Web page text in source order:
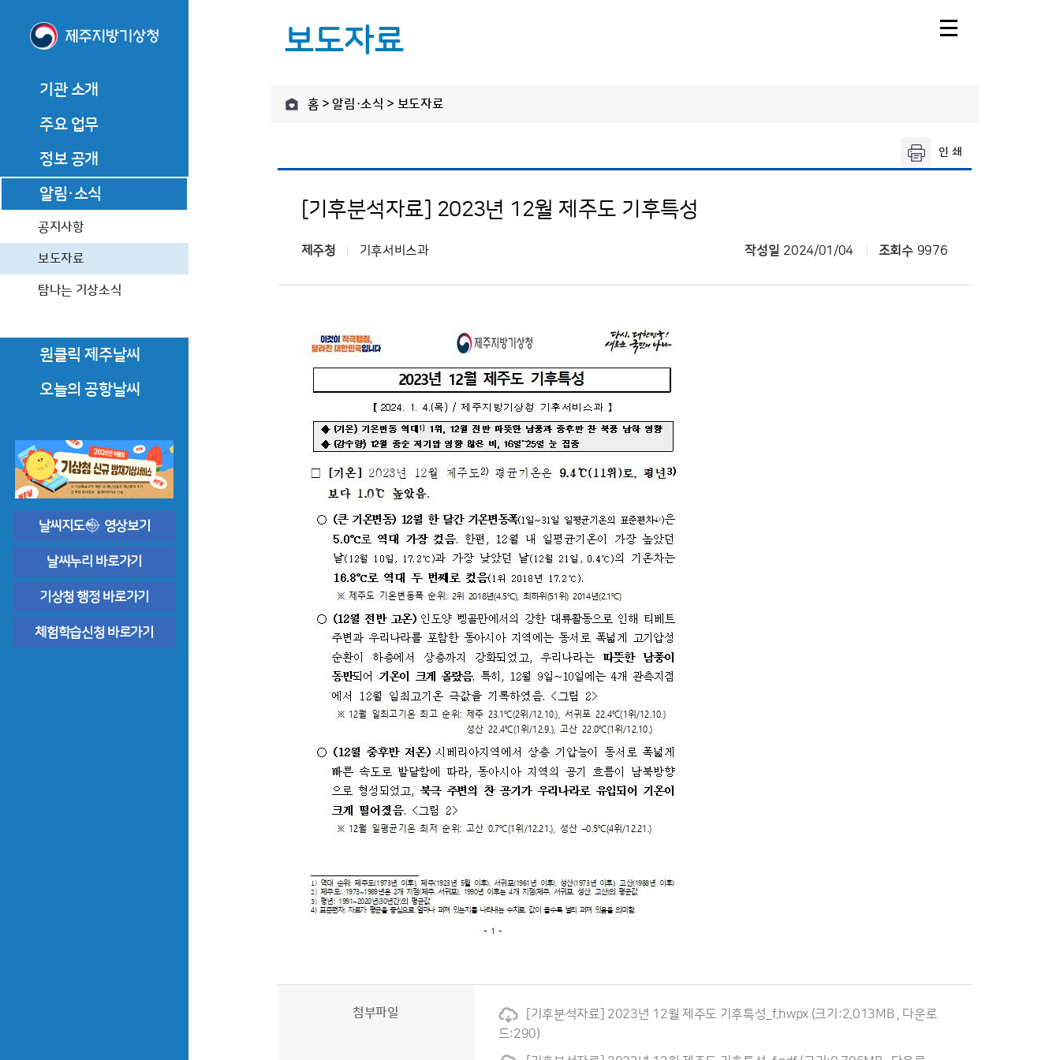
기관 소개
기관장 소개
기관장 인사말
역대기관장
기관장과의 대화
기관 연혁
조직·직원
찾아오시는 길
주요 업무
관측업무
예보업무
기후서비스 업무
정보 공개
정보공개제도 안내
정보공개 청구
사전정보 공개
업무추진비
알림·소식
공지사항
보도자료
탐나는 기상소식
원클릭 제주날씨
한라산·오름·올레·둘레길
바다날씨
상세한 날씨해설
오늘의 공항날씨
공항기상정보
날씨지도 영상보기
날씨누리 바로가기
기상청 행정 바로가기
체험학습신청 바로가기
역대기관장
조직·직원
주요 업무
관측업무
정보 공개
정보공개제도 안내
정보공개 청구
업무추진비
공지사항
보도자료
한라산·오름·올레·둘레길
바다날씨 날씨누리
보도자료
홈 > 알림·소식 > 보도자료
[기후분석자료] 2023년 12월 제주도 기후특성
제주청 기후서비스과 작성일 2024/01/04 조회수 9976
첨부파일 [기후분석자료] 2023년 12월 제주도 기후특성_f.hwpx (크기:2.013MB , 다운로
드:290)